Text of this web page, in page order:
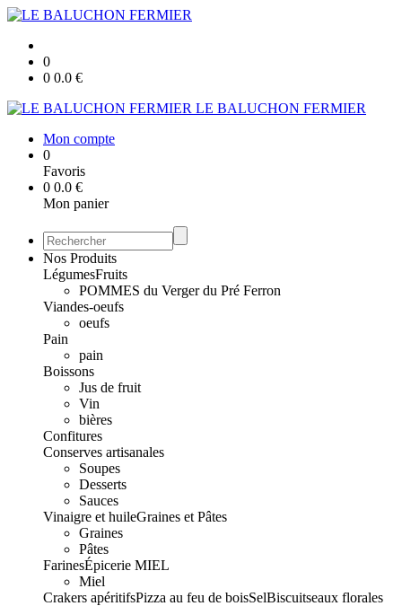
0
0 0.0 €
LE BALUCHON FERMIER
Mon compte
0
Favoris
0 0.0 €
Mon panier
Nos Produits
LégumesFruits
POMMES du Verger du Pré Ferron
Viandes-oeufs
oeufs
Pain
pain
Boissons
Jus de fruit
Vin
bières
Confitures
Conserves artisanales
Soupes
Desserts
Sauces
Vinaigre et huileGraines et Pâtes
Graines
Pâtes
FarinesÉpicerie MIEL
Miel
Crakers apéritifsPizza au feu de boisSelBiscuitseaux florales